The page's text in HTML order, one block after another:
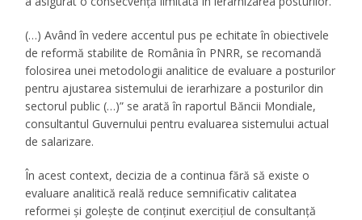
(…) Având în vedere accentul pus pe echitate în obiectivele
de reformă stabilite de România în PNRR, se recomandă
folosirea unei metodologii analitice de evaluare a posturilor
pentru ajustarea sistemului de ierarhizare a posturilor din
sectorul public (…)” se arată în raportul Băncii Mondiale,
consultantul Guvernului pentru evaluarea sistemului actual
de salarizare.
În acest context, decizia de a continua fără să existe o
evaluare analitică reală reduce semnificativ calitatea
reformei și golește de conținut exercițiul de consultanță